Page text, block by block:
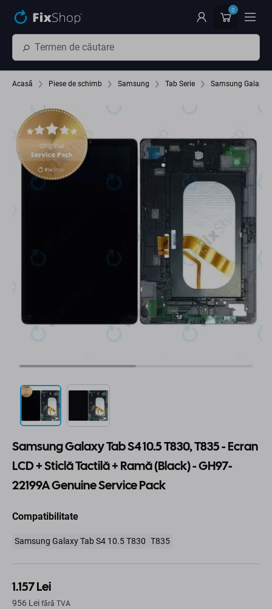
0
Acasă Piese de schimb Samsung Tab Serie Samsung Galaxy
Samsung Galaxy Tab S4 10.5 T830, T835 - Ecran
LCD + Sticlă Tactilă + Ramă (Black) - GH97-
22199A Genuine Service Pack
Compatibilitate
Samsung Galaxy Tab S4 10.5 T830 T835
1.157 Lei
956 Lei fără TVA